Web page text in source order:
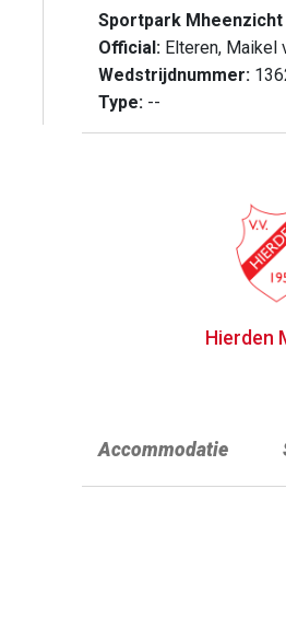
Sportpark Mheenzicht
Official: Elteren, Maikel
Wedstrijdnummer:
Type: --
Hierden
Accommodatie